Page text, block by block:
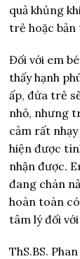
quả khủng
trẻ hoặc bản
Đối với em
thấy hạnh
ấp, đứa trẻ
nhỏ, nhưng
cảm rất
hiện được
nhận được.
đang chán
hoàn toàn
tâm lý đối
ThS.BS.